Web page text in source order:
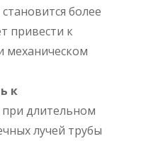
более
привести к
механическом
к
длительном
лучей трубы